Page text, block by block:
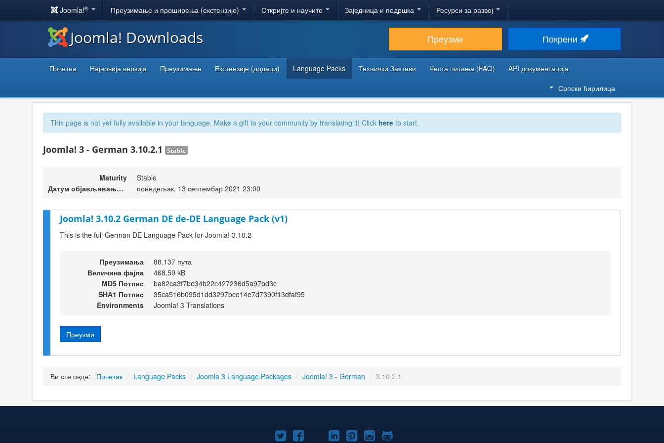
Joomla!® Преузимање и проширења (екстензије) Откријте и научите Заједница и подршка Ресурси за развој
Joomla! Downloads Преузми Покрени
Почетна Најновија верзија Преузимање Екстензије (додаци) Language Packs Технички Захтеви Честа питања (FAQ)
API документација
Српски ћирилица
This page is not yet fully available in your language. Make a gift to your community by translating it! Click here to start.
Joomla! 3 - German 3.10.2.1 Stable
Maturity
Stable
Датум објављивања верзије
понедељак, 13 септембар 2021 23:00
Joomla! 3.10.2 German DE de-DE Language Pack (v1)
This is the full German DE Language Pack for Joomla! 3.10.2
Преузимања
88.137 пута
Величина фајла
468,59 kB
MD5 Потпис
ba82ca3f7be34b22c427236d5a97bd3c
SHA1 Потпис
35ca516b095d1dd3297bce14e7d7390f13dfaf95
Environments
Joomla! 3 Translations
Преузми
Ви сте овде: Почетак / Language Packs / Joomla 3 Language Packages / Joomla! 3 - German / 3.10.2.1
Joomla!Joomla!Joomla!
Joomla!Joomla!
Joomla!Joomla!